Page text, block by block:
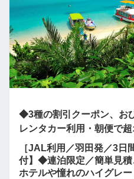
◆3種の割引クーポン、お
レンタカー利用・朝便で
［JAL利用／羽田発／3日
付】◆連泊限定／簡単見
ホテルや憧れのハイグレ